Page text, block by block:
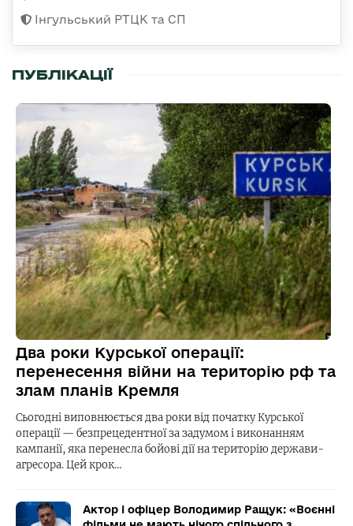
Інгульський РТЦК та СП
ПУБЛІКАЦІЇ
Два роки Курської операції:
перенесення війни на територію рф та
злам планів Кремля
Сьогодні виповнюється два роки від початку Курської
операції — безпрецедентної за задумом і виконанням
кампанії, яка перенесла бойові дії на територію держави-
агресора. Цей крок…
Актор і офіцер Володимир Ращук: «Воєнні